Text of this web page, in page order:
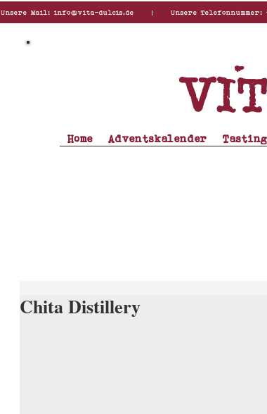
Unsere Mail: info@vita-dulcis.de | Unsere Telefonnummer:
Home Adventskalender
Chita Distillery